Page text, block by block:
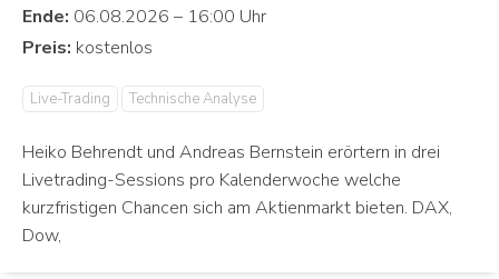
Ende:
Preis:
Live-Trading Technische Analyse
Heiko Behrendt und Andreas Bernstein erörtern in drei
Livetrading-Sessions pro Kalenderwoche welche
kurzfristigen Chancen sich am Aktienmarkt bieten. DAX,
Dow,